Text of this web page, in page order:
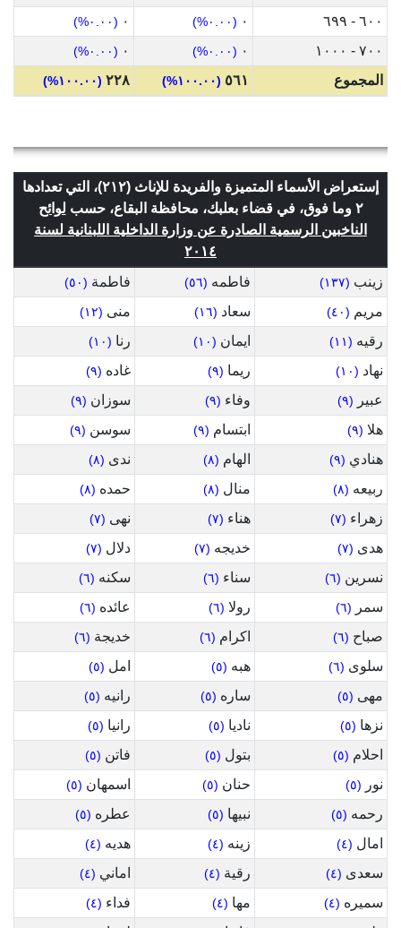
٦٠٠ - ٦٩٩ ٠ (٠.٠٠%) ٠ (٠.٠٠%)
٧٠٠ - ١٠٠٠ ٠ (٠.٠٠%) ٠ (٠.٠٠%)
المجموع ٥٦١ (١٠٠.٠٠%) ٢٢٨ (١٠٠.٠٠%)
إستعراض الأسماء المتميزة والفريدة للإناث (٢١٢)، التي تعدادها
٢ وما فوق، في قضاء بعلبك، محافظة البقاع، حسب
لوائح
الناخبين الرسمية الصادرة عن وزارة الداخلية اللبنانية لسنة
٢٠١٤
زينب (١٣٧) فاطمه (٥٦) فاطمة (٥٠)
مريم (٤٠) سعاد (١٦) منى (١٢)
رقيه (١١) ايمان (١٠) رنا (١٠)
نهاد (١٠) ريما (٩) غاده (٩)
عبير (٩) وفاء (٩) سوزان (٩)
هلا (٩) ابتسام (٩) سوسن (٩)
هنادي (٩) الهام (٨) ندى (٨)
ربيعه (٨) منال (٨) حمده (٨)
زهراء (٧) هناء (٧) نهى (٧)
هدى (٧) خديجه (٧) دلال (٧)
نسرين (٦) سناء (٦) سكنه (٦)
سمر (٦) رولا (٦) عائده (٦)
صباح (٦) اكرام (٦) خديجة (٦)
سلوى (٦) هبه (٥) امل (٥)
مهى (٥) ساره (٥) رانيه (٥)
نزها (٥) ناديا (٥) رانيا (٥)
احلام (٥) بتول (٥) فاتن (٥)
نور (٥) حنان (٥) اسمهان (٥)
رحمه (٥) نبيها (٥) عطره (٥)
امال (٤) زينه (٤) هديه (٤)
سعدى (٤) رقية (٤) اماني (٤)
سميره (٤) مها (٤) فداء (٤)